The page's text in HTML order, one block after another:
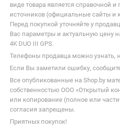
виде товара является справочной
источников (официальные сайты и
Перед покупкой уточняйте у
Вас параметры и актуальную цену
4K DUO III GPS.
Телефоны продавца можно узнать,
Если Вы заметили ошибку,
Все опубликованные на Shop.by
собственностью ООО «Открытый
или копирование (полное или
согласия запрещены.
Приятных покупок!